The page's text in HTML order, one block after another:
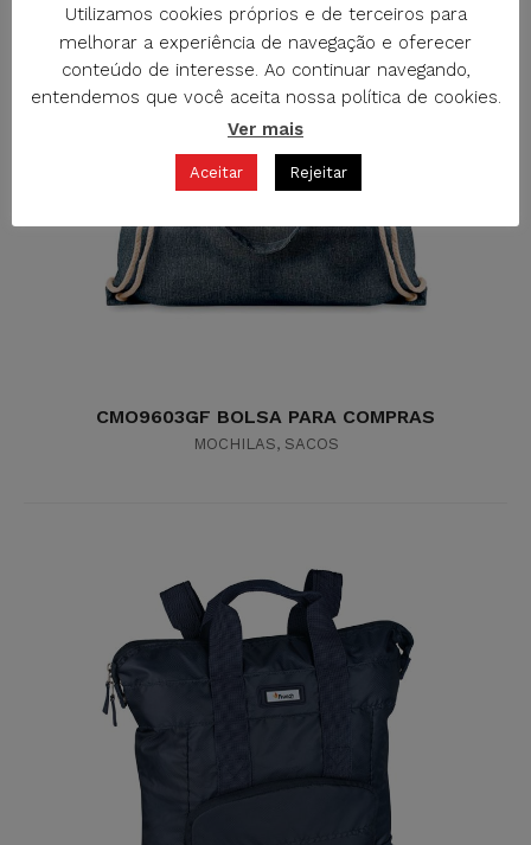
CMO9603GF BOLSA PARA COMPRAS
MOCHILAS, SACOS
Utilizamos cookies próprios e de terceiros para
melhorar a experiência de navegação e oferecer
conteúdo de interesse. Ao continuar navegando,
entendemos que você aceita nossa política de cookies.
Ver mais
Aceitar Rejeitar